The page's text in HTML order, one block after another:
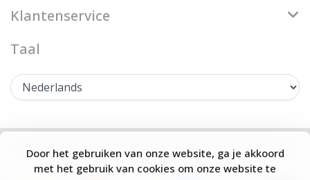
Door het gebruiken van onze website, ga je akkoord
met het gebruik van cookies om onze website te
Klantenservice
Taal
© Copyright 2026 Firenze Bloemenatelier - Theme by
Frontlabel - Powered by Lightspeed